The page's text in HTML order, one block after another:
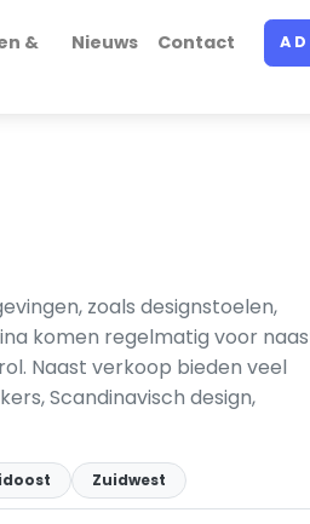
&
Nieuws Contact
zoals designstoelen,
komen regelmatig voor
Naast verkoop bieden veel
Scandinavisch design,
Zuidwest